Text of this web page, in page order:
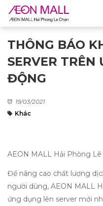
THÔNG BÁO
SERVER TRÊN
ĐỘNG
19/03/2021
Khác
AEON MALL Hải Phòng
Để nâng cao chất lượng
người dùng, AEON MALL
ứng dụng lên server mới